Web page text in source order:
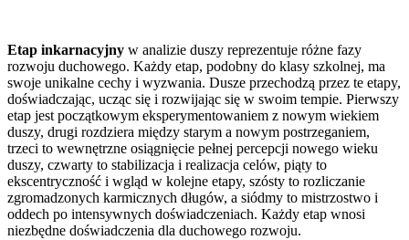
Etap inkarnacyjny w analizie duszy reprezentuje różne fazy
rozwoju duchowego. Każdy etap, podobny do klasy szkolnej, ma
swoje unikalne cechy i wyzwania. Dusze przechodzą przez te etapy,
doświadczając, ucząc się i rozwijając się w swoim tempie. Pierwszy
etap jest początkowym eksperymentowaniem z nowym wiekiem
duszy, drugi rozdziera między starym a nowym postrzeganiem,
trzeci to wewnętrzne osiągnięcie pełnej percepcji nowego wieku
duszy, czwarty to stabilizacja i realizacja celów, piąty to
ekscentryczność i wgląd w kolejne etapy, szósty to rozliczanie
zgromadzonych karmicznych długów, a siódmy to mistrzostwo i
oddech po intensywnych doświadczeniach. Każdy etap wnosi
niezbędne doświadczenia dla duchowego rozwoju.